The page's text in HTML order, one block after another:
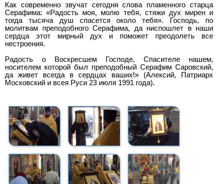
Как современно звучат сегодня слова пламенного старца
Серафима: «Радость моя, молю тебя, стяжи дух мирен и
тогда тысяча душ спасется около тебя». Господь, по
молитвам преподобного Серафима, да ниспошлет в наши
сердца этот мирный дух и поможет преодолеть все
нестроения.
Радость о Воскресшем Господе, Спасителе нашем,
носителем которой был преподобный Серафим Саровский,
да живет всегда в сердцах ваших!» (Алексий, Патриарх
Московский и всея Руси 23 июля 1991 года).